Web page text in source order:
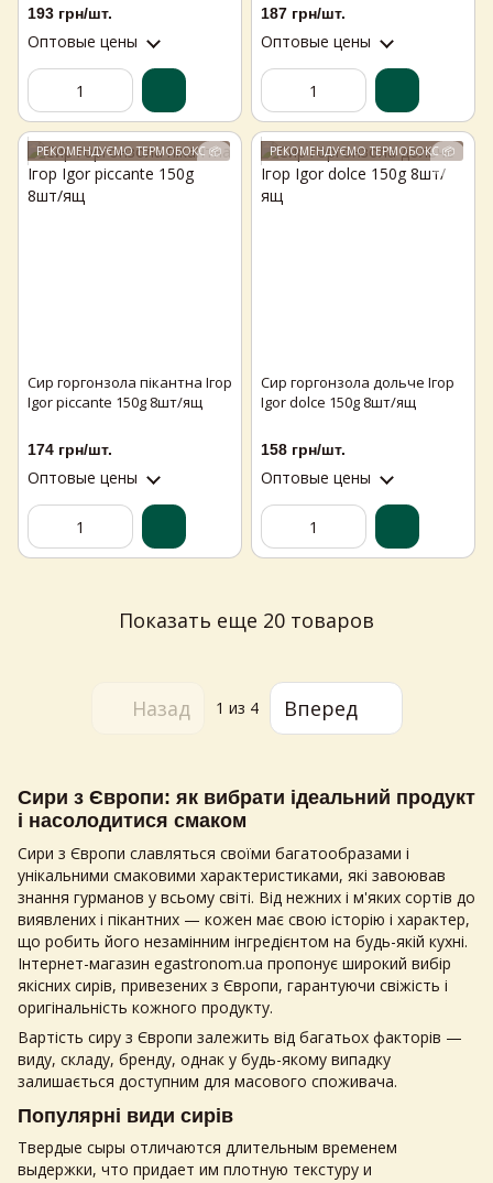
193 грн/шт.
Оптовые цены
187 грн/шт.
Оптовые цены
РЕКОМЕНДУЄМО ТЕРМОБОКС 📦
Сир горгонзола пікантна Ігор
Igor piccante 150g 8шт/ящ
174 грн/шт.
Оптовые цены
РЕКОМЕНДУЄМО ТЕРМОБОКС 📦
Сир горгонзола дольче Ігор
Igor dolce 150g 8шт/ящ
158 грн/шт.
Оптовые цены
Показать еще 20 товаров
Назад 1 из 4 Вперед
Сири з Європи: як вибрати ідеальний продукт
і насолодитися смаком
Сири з Європи славляться своїми багатообразами і
унікальними смаковими характеристиками, які завоював
знання гурманов у всьому світі. Від нежних і м'яких сортів до
виявлених і пікантних — кожен має свою історію і характер,
що робить його незамінним інгредієнтом на будь-якій кухні.
Інтернет-магазин egastronom.ua пропонує широкий вибір
якісних сирів, привезених з Європи, гарантуючи свіжість і
оригінальність кожного продукту.
Вартість сиру з Європи залежить від багатьох факторів —
виду, складу, бренду, однак у будь-якому випадку
залишається доступним для масового споживача.
Популярні види сирів
Твердые сыры отличаются длительным временем
выдержки, что придает им плотную текстуру и